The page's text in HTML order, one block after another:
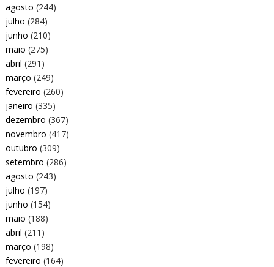
agosto (244)
julho (284)
junho (210)
maio (275)
abril (291)
março (249)
fevereiro (260)
janeiro (335)
dezembro (367)
novembro (417)
outubro (309)
setembro (286)
agosto (243)
julho (197)
junho (154)
maio (188)
abril (211)
março (198)
fevereiro (164)